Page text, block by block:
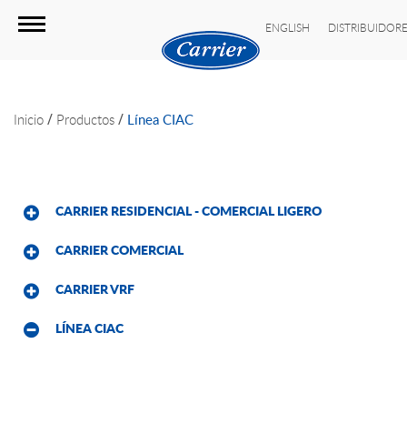
ENGLISH
Inicio / Productos / Línea CIAC
CARRIER RESIDENCIAL - COMERCIAL LIGERO
CARRIER COMERCIAL
CARRIER VRF
LÍNEA CIAC